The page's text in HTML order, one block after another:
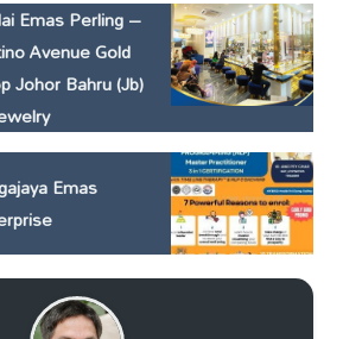
Emas Perling –
Avenue Gold
Johor Bahru (Jb)
Emas